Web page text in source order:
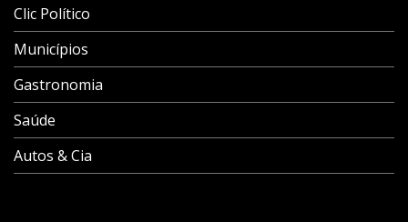
Clic Político
Municípios
Gastronomia
Saúde
Autos & Cia